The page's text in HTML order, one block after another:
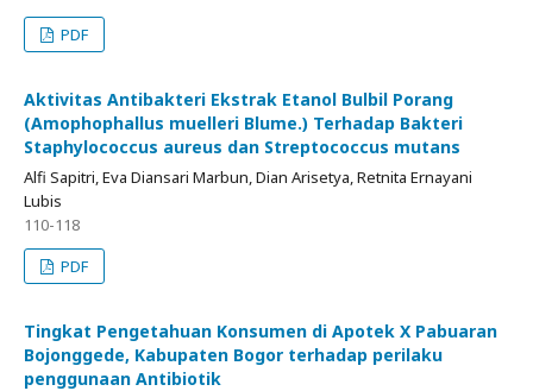
PDF
Aktivitas Antibakteri Ekstrak Etanol Bulbil Porang
(Amophophallus muelleri Blume.) Terhadap Bakteri
Staphylococcus aureus dan Streptococcus mutans
Alfi Sapitri, Eva Diansari Marbun, Dian Arisetya, Retnita Ernayani
Lubis
110-118
PDF
Tingkat Pengetahuan Konsumen di Apotek X Pabuaran
Bojonggede, Kabupaten Bogor terhadap perilaku
penggunaan Antibiotik